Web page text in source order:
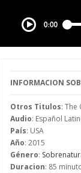
INFORMACION
Otros Titulos: The
Audio: Español
País: USA
Año: 2015
Género:
Duracion: 85